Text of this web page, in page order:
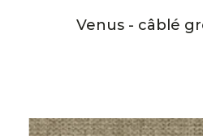
Venus - câblé